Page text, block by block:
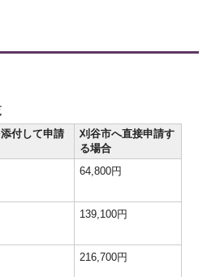
付して申請
刈谷市へ直接申請す
る場合
64,800円
139,100円
216,700円